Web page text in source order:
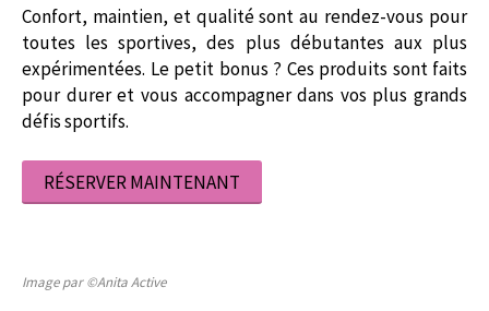
Confort, maintien, et qualité sont au rendez-vous pour
toutes les sportives, des plus débutantes aux plus
expérimentées. Le petit bonus ? Ces produits sont faits
pour durer et vous accompagner dans vos plus grands
défis sportifs.
RÉSERVER MAINTENANT
Image par ©Anita Active